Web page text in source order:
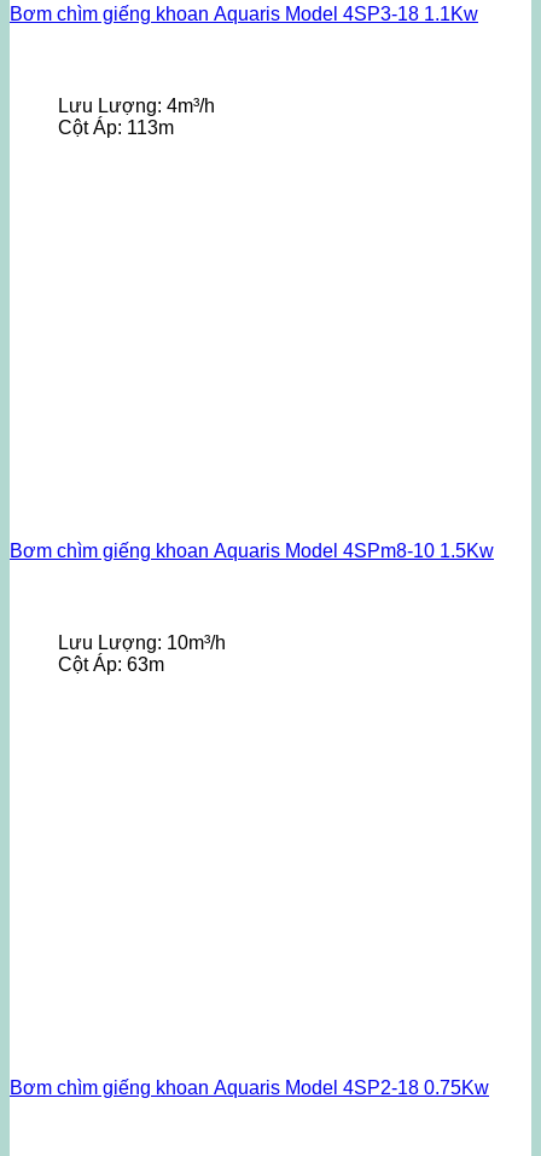
Bơm chìm giếng khoan Aquaris Model 4SP3-18 1.1Kw
Lưu Lượng: 4m³/h
Cột Áp: 113m
Bơm chìm giếng khoan Aquaris Model 4SPm8-10 1.5Kw
Lưu Lượng: 10m³/h
Cột Áp: 63m
Bơm chìm giếng khoan Aquaris Model 4SP2-18 0.75Kw